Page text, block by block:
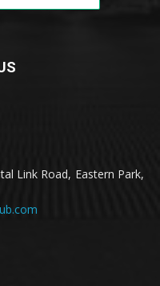
Link Road, Eastern Park,